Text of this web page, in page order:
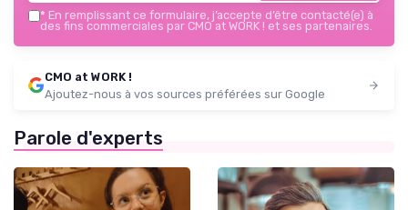
* En remplissant ce formulaire, j’accepte d’être contacté(e) à
des fins commerciales par CMO at WORK ! et ses partenaires.
CMO at WORK !
Ajoutez-nous à vos sources préférées sur Google
Parole d'experts